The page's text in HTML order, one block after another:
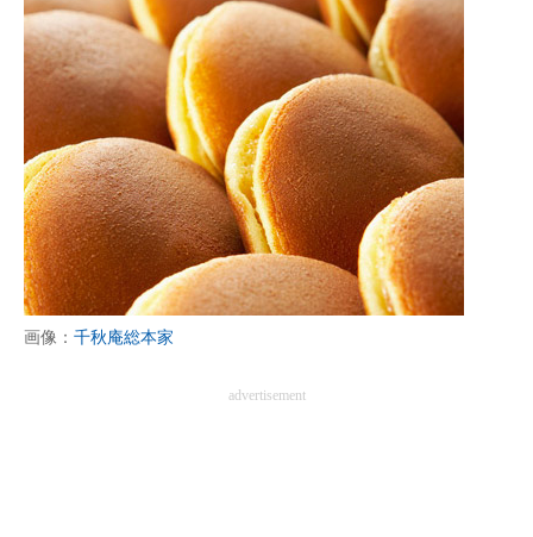
スマホと通信の最新トレンド
進化するPCとデバイスの未来
好きが集まる 比べて選べる
ビジネスと働き方のヒント
AI活用のいまが分かる
企業ITのトレンドを詳説
経営リーダーのコミュニティ
画像： 千秋庵総本家
advertisement